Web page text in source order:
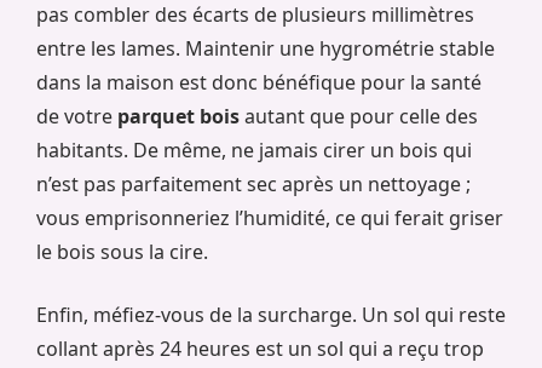
pas combler des écarts de plusieurs millimètres
entre les lames. Maintenir une hygrométrie stable
dans la maison est donc bénéfique pour la santé
de votre parquet boisautant que pour celle des
habitants. De même, ne jamais cirer un bois qui
n’est pas parfaitement sec après un nettoyage ;
vous emprisonneriez l’humidité, ce qui ferait griser
le bois sous la cire.
Enfin, méfiez-vous de la surcharge. Un sol qui reste
collant après 24 heures est un sol qui a reçu trop